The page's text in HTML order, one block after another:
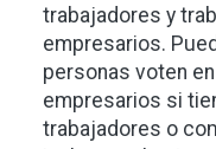
trabajadores y
empresarios.
personas voten
empresarios si
trabajadores o